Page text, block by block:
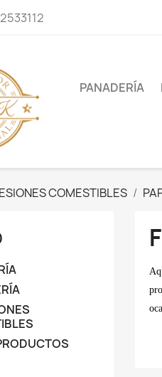
PANADERÍA
COMESTIBLES